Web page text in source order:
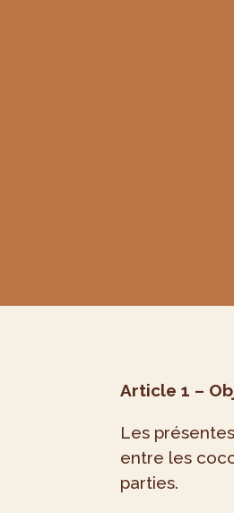
Article 1 –
Les
entre les
parties.